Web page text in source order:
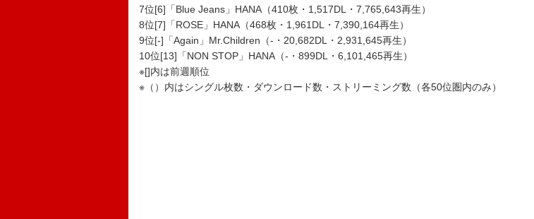
7位[6]「Blue Jeans」HANA（410枚・1,517DL・7,765,643再生）
8位[7]「ROSE」HANA（468枚・1,961DL・7,390,164再生）
9位[-]「Again」Mr.Children（-・20,682DL・2,931,645再生）
10位[13]「NON STOP」HANA（-・899DL・6,101,465再生）
※[]内は前週順位
※（）内はシングル枚数・ダウンロード数・ストリーミング数（各50位圏内のみ）